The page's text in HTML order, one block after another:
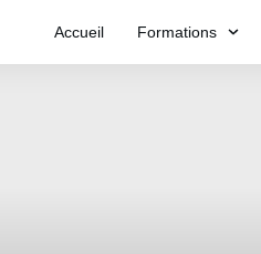
Accueil Formations